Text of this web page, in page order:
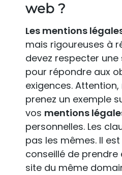
web ?
Les mentions
mais rigoureuses à
devez respecter une
pour répondre aux
exigences.
prenez un exemple
vos mentions
personnelles. Les
pas les mêmes. Il est
conseillé de prendre
site du même